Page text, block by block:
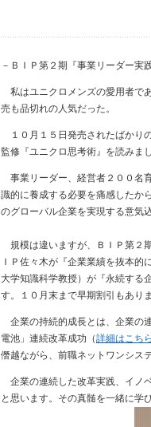
－ＢＩＰ第２期『事業リーダー実
私はユニクロメンズの愛用者で
売も品切れの人気だった。
１０月１５日発売されたばかり
監修『ユニクロ思考術』を読みまし
事業リーダー、経営者２００名
識的に養成する必要を痛感したか
のグローバル企業を実現する意気
規模は違いますが、ＢＩＰ第２
ＩＰ佐々木が『企業業績を抜本
大学知識科学教授）が『永続する
す。１０月末まで早期割引もあり
企業の持続的成長とは、企業の
電池」連続改革成功（詳細はこち
僭越ながら、前職ネットワンシス
企業の連続した改革実践、イノ
と思います。その真髄を一緒に学